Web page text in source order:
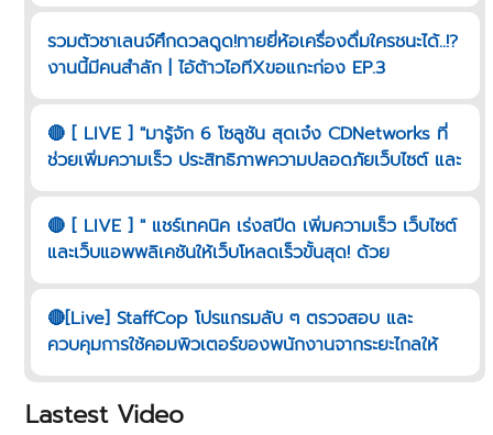
รวมตัวชาเลนจ์ศึกดวลดูด!ทายยี่ห้อเครื่องดื่มใครชนะได้..!?
งานนี้มีคนสำลัก | ไอ้ต้าวไอทีXขอแกะก่อง EP.3
🔴 [ LIVE ] "มารู้จัก 6 โซลูชัน สุดเจ๋ง CDNetworks ที่
ช่วยเพิ่มความเร็ว ประสิทธิภาพความปลอดภัยเว็บไซต์ และ
เว็บแอพพลิเคชันมีอะไรบ้าง"
🔴 [ LIVE ] " แชร์เทคนิค เร่งสปีด เพิ่มความเร็ว เว็บไซต์
และเว็บแอพพลิเคชันให้เว็บโหลดเร็วขั้นสุด! ด้วย
CDNETWORKS "
🔴[Live] StaffCop โปรแกรมลับ ๆ ตรวจสอบ และ
ควบคุมการใช้คอมพิวเตอร์ของพนักงานจากระยะไกลให้
ปลอดภัย
Lastest Video